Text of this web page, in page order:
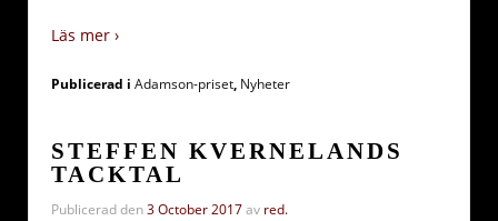
Läs mer ›
Publicerad i Adamson-priset, Nyheter
STEFFEN KVERNELANDS
TACKTAL
Publicerad den3 October 2017av red.